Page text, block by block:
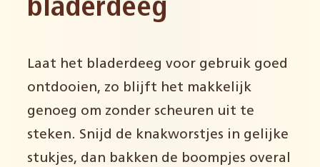
bladerdeeg
Laat het bladerdeeg voor gebruik goed
ontdooien, zo blijft het makkelijk
genoeg om zonder scheuren uit te
steken. Snijd de knakworstjes in gelijke
stukjes, dan bakken de boompjes overal